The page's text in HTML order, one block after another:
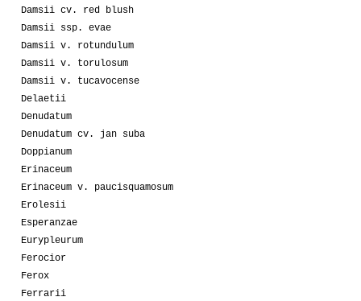
Damsii cv. red blush
Damsii ssp. evae
Damsii v. rotundulum
Damsii v. torulosum
Damsii v. tucavocense
Delaetii
Denudatum
Denudatum cv. jan suba
Doppianum
Erinaceum
Erinaceum v. paucisquamosum
Erolesii
Esperanzae
Eurypleurum
Ferocior
Ferox
Ferrarii